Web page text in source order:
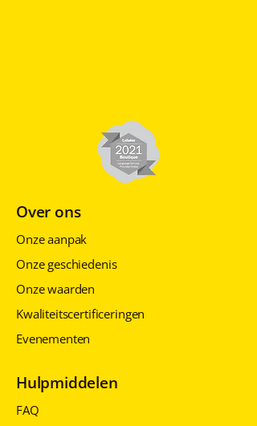
Over ons
Onze aanpak
Onze geschiedenis
Onze waarden
Kwaliteitscertificeringen
Evenementen
Hulpmiddelen
FAQ